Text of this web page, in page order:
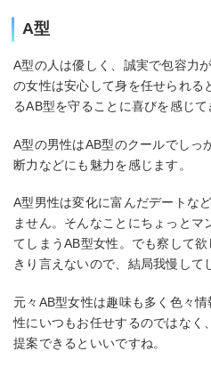
A型
A型の人は優しく、誠実で包容力
の女性は安心して身を任せられる
るAB型を守ることに喜びを感じて
A型の男性はAB型のクールでしっ
断力などにも魅力を感じます。
A型男性は変化に富んだデートな
ません。そんなことにちょっとマ
てしまうAB型女性。でも察して
きり言えないので、結局我慢して
元々AB型女性は趣味も多く色々
性にいつもお任せするのではなく
提案できるといいですね。